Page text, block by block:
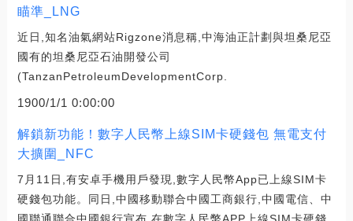
瞄準_LNG
近日,知名油氣網站Rigzone消息稱,中海油正計劃與坦桑尼亞
國有的坦桑尼亞石油開發公司
(TanzanPetroleumDevelopmentCorp.
1900/1/1 0:00:00
解鎖新功能！數字人民幣上線SIM卡硬錢包 無電支付
大擴圍_NFC
7月11日,有安卓手機用戶發現,數字人民幣App已上線SIM卡
硬錢包功能。同日,中國移動聯合中國工商銀行,中國電信、中